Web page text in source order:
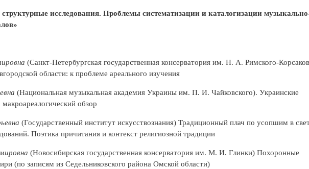
исследования. Проблемы систематизации и каталогизации
(Санкт-Петербургская государственная консерватория им. Н. А. Римского-
области: к проблеме ареального изучения
(Национальная музыкальная академия Украины им. П. И. Чайковского). Украинские
обзор
(Государственный институт искусствознания) Традиционный плач по усопшим в
Поэтика причитания и контекст религиозной традиции
(Новосибирская государственная консерватория им. М. И. Глинки) Похоронные
(по записям из Седельниковского района Омской области)